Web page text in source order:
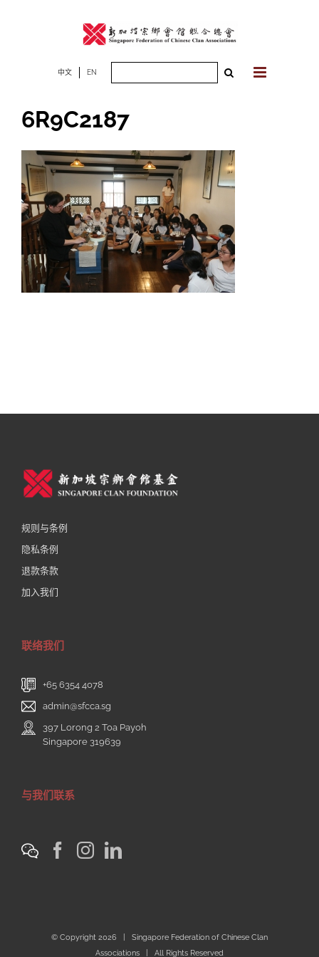
中文 EN
6R9C2187
规则与条例
隐私条例
退款条款
加入我们
联络我们
+65 6354 4078
admin@sfcca.sg
397 Lorong 2 Toa Payoh
Singapore 319639
与我们联系
© Copyright 2026 | Singapore Federation of Chinese Clan
Associations | All Rights Reserved